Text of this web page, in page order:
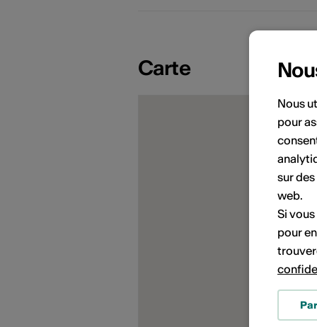
Carte
Nous
pour
sur
web.
Si
pour